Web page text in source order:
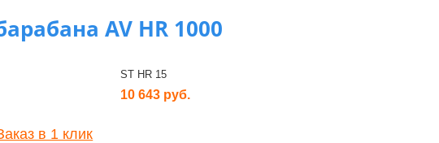
AV HR 1000
ST HR 15
10 643 руб.
в 1 клик